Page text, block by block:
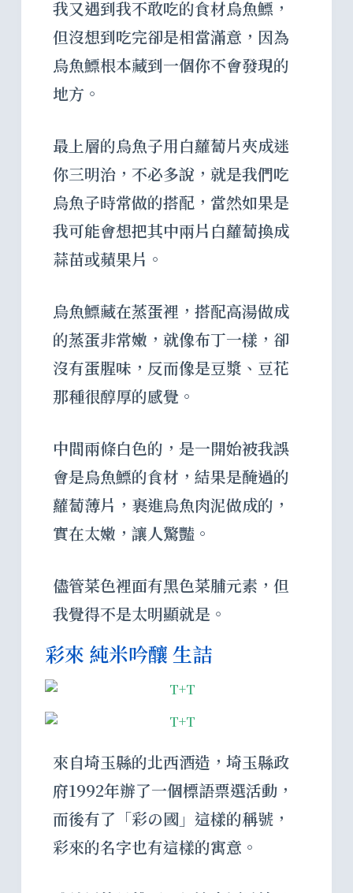
我又遇到我不敢吃的食材烏魚鰾，
但沒想到吃完卻是相當滿意，因為
烏魚鰾根本藏到一個你不會發現的
地方。
最上層的烏魚子用白蘿蔔片夾成迷
你三明治，不必多說，就是我們吃
烏魚子時常做的搭配，當然如果是
我可能會想把其中兩片白蘿蔔換成
蒜苗或蘋果片。
烏魚鰾藏在蒸蛋裡，搭配高湯做成
的蒸蛋非常嫩，就像布丁一樣，卻
沒有蛋腥味，反而像是豆漿、豆花
那種很醇厚的感覺。
中間兩條白色的，是一開始被我誤
會是烏魚鰾的食材，結果是醃過的
蘿蔔薄片，裹進烏魚肉泥做成的，
實在太嫩，讓人驚豔。
儘管菜色裡面有黑色菜脯元素，但
我覺得不是太明顯就是。
彩來 純米吟釀 生詰
來自埼玉縣的北西酒造，埼玉縣政
府1992年辦了一個標語票選活動，
而後有了「彩の國」這樣的稱號，
彩來的名字也有這樣的寓意。